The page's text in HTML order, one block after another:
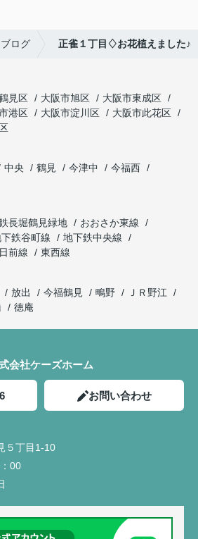
ブログ 正雀１丁目♢お花植えました♪
見区 大阪市旭区
大阪市東成区
港区 大阪市淀川区
大阪市此花区
中央 鶴見 今津中
今福西
長堀鶴見緑地
おおさか東線
鉄谷町線
地下鉄中央線
前線
東西線
放出 今福鶴見 鴫野
ＪＲ野江
徳庵
会社ケーズホーム
お問い合わせ
５丁目1-10
00